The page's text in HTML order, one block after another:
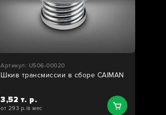
Артикул: U506-00020
Шкив трансмиссии в сборе CAIMAN
3,52 т. р.
от 293 р./в мес